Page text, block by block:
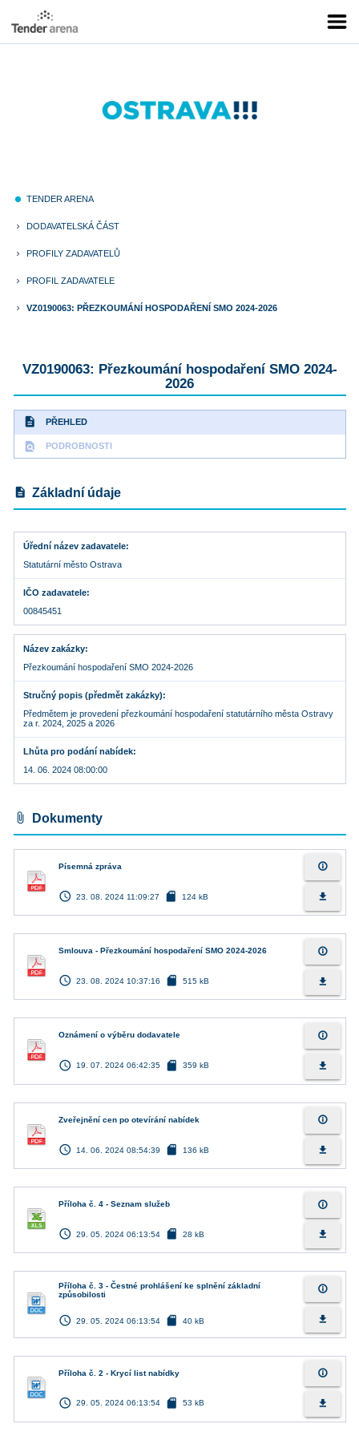
fiber_manual_record TENDER ARENA
keyboard_arrow_right DODAVATELSKÁ ČÁST
keyboard_arrow_right PROFILY ZADAVATELŮ
keyboard_arrow_right PROFIL ZADAVATELE
keyboard_arrow_right VZ0190063: PŘEZKOUMÁNÍ HOSPODAŘENÍ SMO 2024-2026
VZ0190063: Přezkoumání hospodaření SMO 2024-
2026
description PŘEHLED
find_in_page PODROBNOSTI
description Základní údaje
Úřední název zadavatele
Statutární město Ostrava
IČO zadavatele
00845451
Název zakázky
Přezkoumání hospodaření SMO 2024-2026
Stručný popis (předmět zakázky)
Předmětem je provedení přezkoumání hospodaření statutárního města Ostravy
za r. 2024, 2025 a 2026
Lhůta pro podání nabídek
14. 06. 2024 08:00:00
attach_file Dokumenty
Písemná zpráva
access_time 23. 08. 2024 11:09:27 sd_card 124 kB
info_outline
file_download
Smlouva - Přezkoumání hospodaření SMO 2024-2026
access_time 23. 08. 2024 10:37:16 sd_card 515 kB
info_outline
file_download
Oznámení o výběru dodavatele
access_time 19. 07. 2024 06:42:35 sd_card 359 kB
info_outline
file_download
Zveřejnění cen po otevírání nabídek
access_time 14. 06. 2024 08:54:39 sd_card 136 kB
info_outline
file_download
Příloha č. 4 - Seznam služeb
access_time 29. 05. 2024 06:13:54 sd_card 28 kB
info_outline
file_download
Příloha č. 3 - Čestné prohlášení ke splnění základní
způsobilosti
access_time 29. 05. 2024 06:13:54 sd_card 40 kB
info_outline
file_download
Příloha č. 2 - Krycí list nabídky
access_time 29. 05. 2024 06:13:54 sd_card 53 kB
info_outline
file_download